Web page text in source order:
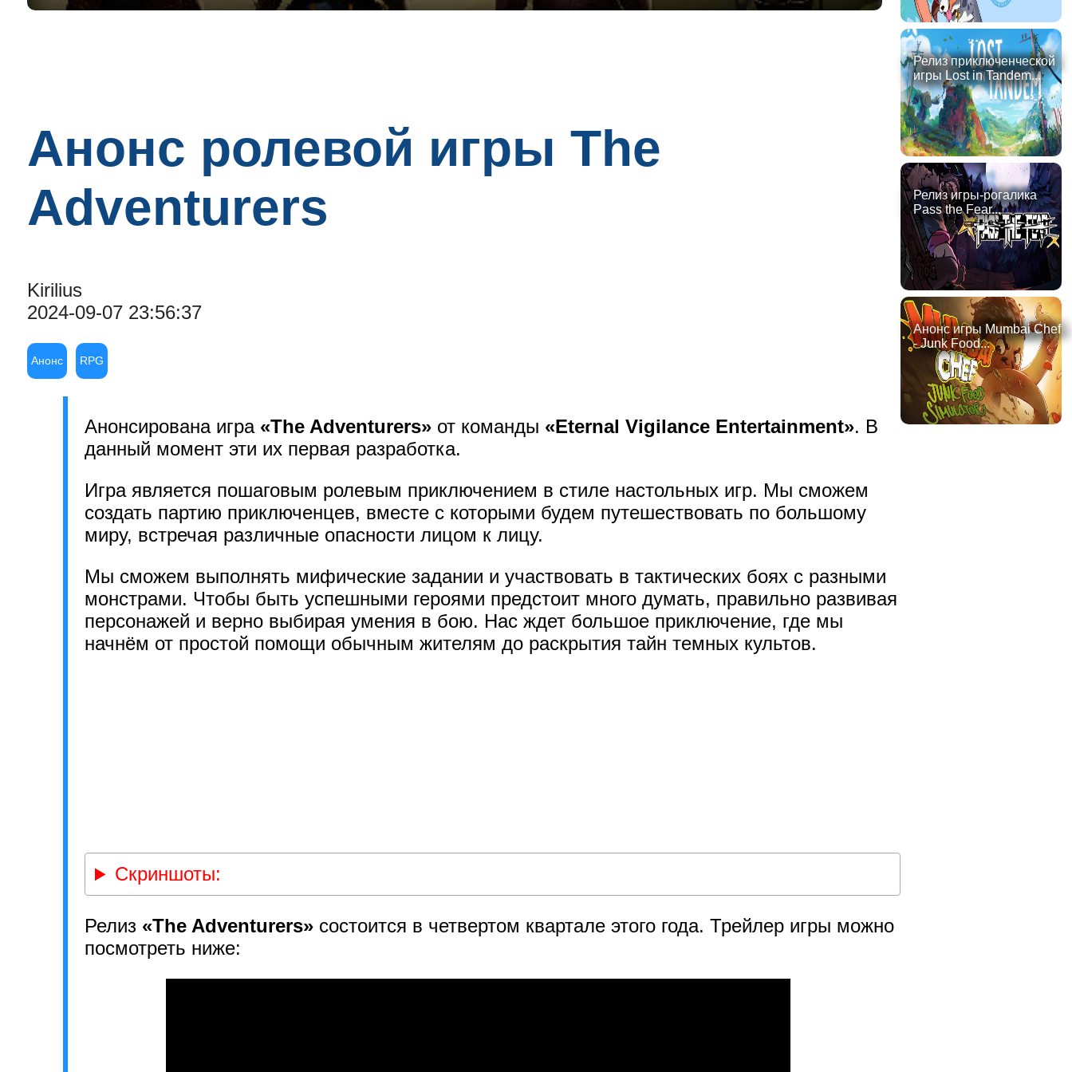
Анонс ролевой игры The
Adventurers
Kirilius
2024-09-07 23:56:37
Анонс RPG
Анонсирована игра «The Adventurers» от команды «Eternal Vigilance Entertainment». В
данный момент эти их первая разработка.
Игра является пошаговым ролевым приключением в стиле настольных игр. Мы сможем
создать партию приключенцев, вместе с которыми будем путешествовать по большому
миру, встречая различные опасности лицом к лицу.
Мы сможем выполнять мифические задании и участвовать в тактических боях с разными
монстрами. Чтобы быть успешными героями предстоит много думать, правильно развивая
персонажей и верно выбирая умения в бою. Нас ждет большое приключение, где мы
начнём от простой помощи обычным жителям до раскрытия тайн темных культов.
Скриншоты:
Релиз «The Adventurers» состоится в четвертом квартале этого года. Трейлер игры можно
посмотреть ниже:
Релиз приключенческой
игры Lost in Tandem...
Релиз игры-рогалика
Pass the Fear...
Анонс игры Mumbai Chef
- Junk Food...